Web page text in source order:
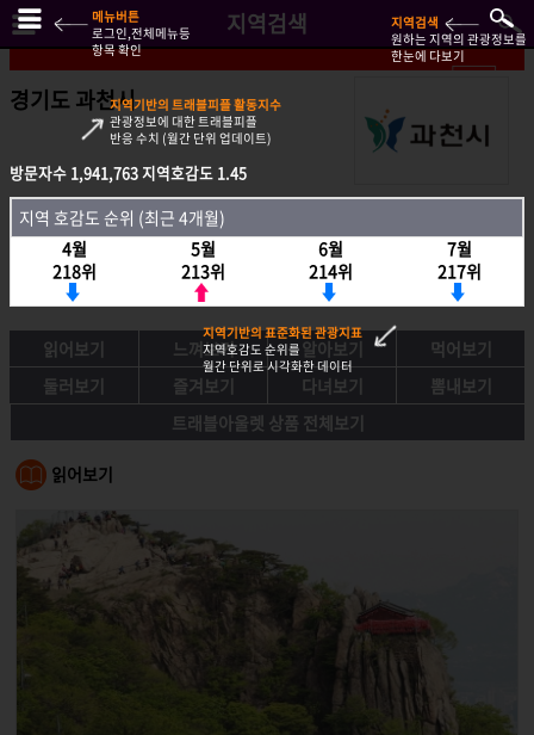
지역검색
경기도 과천시
방문자수 1,941,763지역호감도 1.45
지역호감도 순위 (최근 4개월)
4월
218위
5월
213위
6월
214위
7월
217위
읽어보기 느껴보기 알아보기
먹어보기
둘러보기
즐겨보기 다녀보기
뽐내보기
트래블아울렛 상품 전체보기
읽어보기
방문자수 1,941,763지역호감도 1.45
지역 호감도 순위 (최근 4개월)
4월
218위
5월
213위
6월
214위
7월
217위
메뉴버튼
로그인,전체메뉴등
항목 확인
지역검색
원하는 지역의 관광정보를
한눈에 다보기
지역기반의 트래블피플 활동지수
관광정보에 대한 트래블피플
반응 수치 (월간 단위 업데이트)
지역기반의 표준화된 관광지표
지역호감도 순위를
월간 단위로 시각화한 데이터